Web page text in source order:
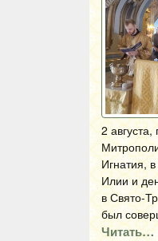
2
Игнатия,
Илии и
в Свято-
был
Читать…